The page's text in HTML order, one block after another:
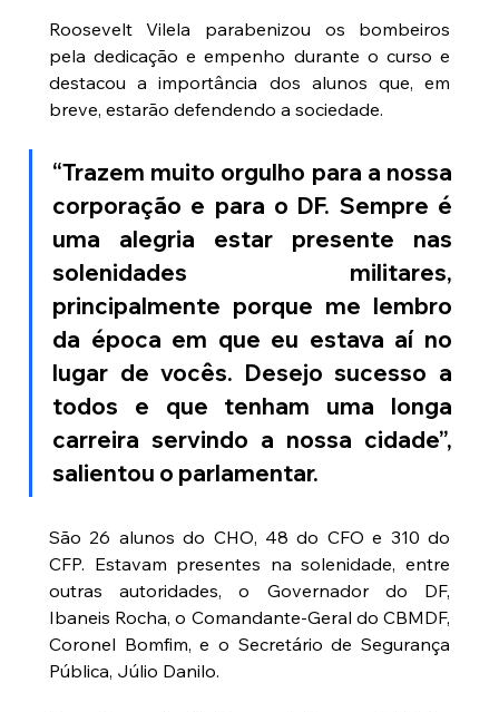
Roosevelt Vilela parabenizou os bombeiros
pela dedicação e empenho durante o curso e
destacou a importância dos alunos que, em
breve, estarão defendendo a sociedade.
“Trazem muito orgulho para a nossa
corporação e para o DF. Sempre é
uma alegria estar presente nas
solenidades militares,
principalmente porque me lembro
da época em que eu estava aí no
lugar de vocês. Desejo sucesso a
todos e que tenham uma longa
carreira servindo a nossa cidade”,
salientou o parlamentar.
São 26 alunos do CHO, 48 do CFO e 310 do
CFP. Estavam presentes na solenidade, entre
outras autoridades, o Governador do DF,
Ibaneis Rocha, o Comandante-Geral do CBMDF,
Coronel Bomfim, e o Secretário de Segurança
Pública, Júlio Danilo.